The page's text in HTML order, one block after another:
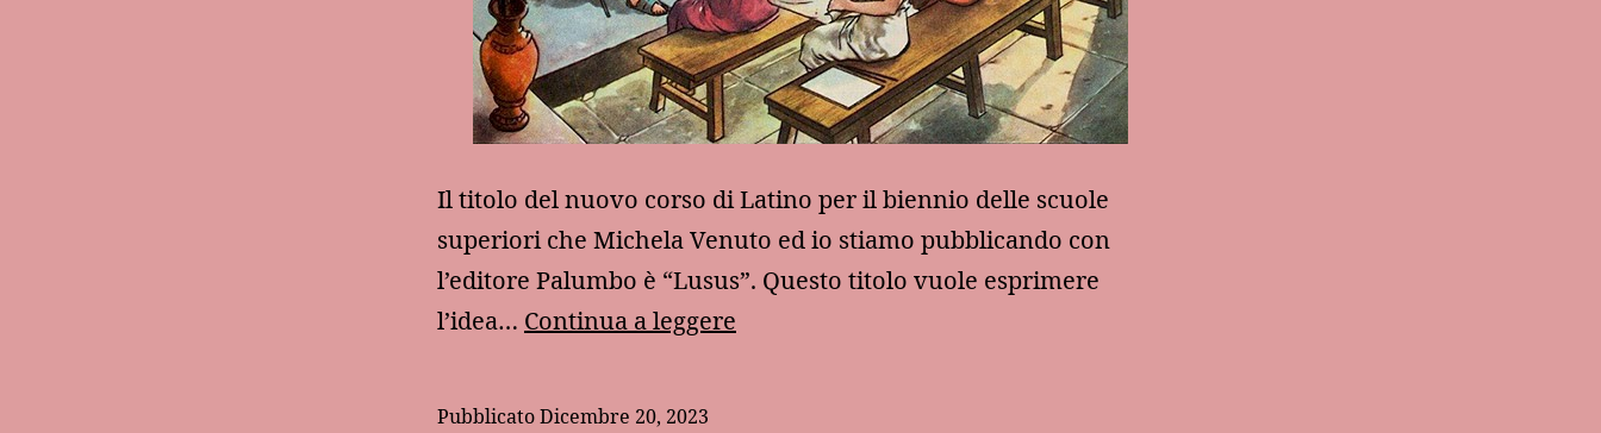
Il titolo del nuovo corso di Latino per il biennio delle scuole
superiori che Michela Venuto ed io stiamo pubblicando con
l’editore Palumbo è “Lusus”. Questo titolo vuole esprimere
l’idea… Continua a leggere
PubblicatoDicembre 20, 2023